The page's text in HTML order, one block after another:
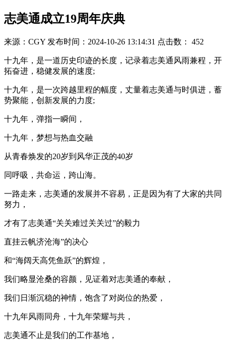
志美通成立19周年庆典
来源：CGY 发布时间：2024-10-26 13:14:31 点击数： 452
十九年，是一道历史印迹的长度，记录着志美通风雨兼程，开
拓奋进，稳健发展的速度;
十九年，是一次跨越里程的幅度，丈量着志美通与时俱进，蓄
势聚能，创新发展的力度;
十九年，弹指一瞬间，
十九年，梦想与热血交融
从青春焕发的20岁到风华正茂的40岁
同呼吸，共命运，跨山海。
一路走来，志美通的发展并不容易，正是因为有了大家的共同
努力，
才有了志美通“关关难过关关过”的毅力
直挂云帆济沧海”的决心
和“海阔天高凭鱼跃”的辉煌，
我们略显沧桑的容颜，见证着对志美通的奉献，
我们日渐沉稳的神情，饱含了对岗位的热爱，
十九年风雨同舟，十九年荣耀与共，
志美通不止是我们的工作基地，